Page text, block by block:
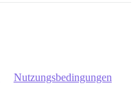
Nutzungsbedingungen